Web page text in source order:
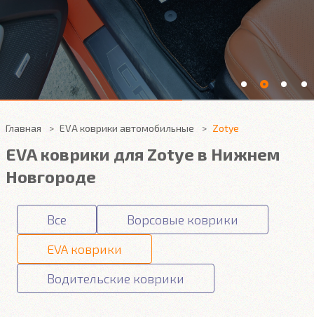
Главная EVA коврики автомобильные Zotye
EVA коврики для Zotye в Нижнем
Новгороде
Все
Ворсовые коврики
EVA коврики
Водительские коврики